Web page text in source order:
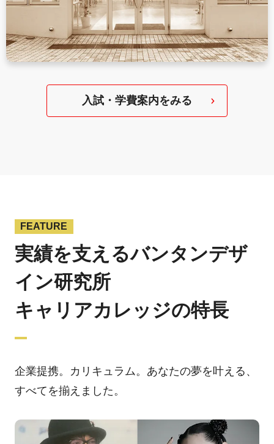
入試・学費案内をみる
FEATURE
実績を支えるバンタンデザ
イン研究所
キャリアカレッジの特長
企業提携。カリキュラム。あなたの夢を叶える、
すべてを揃えました。